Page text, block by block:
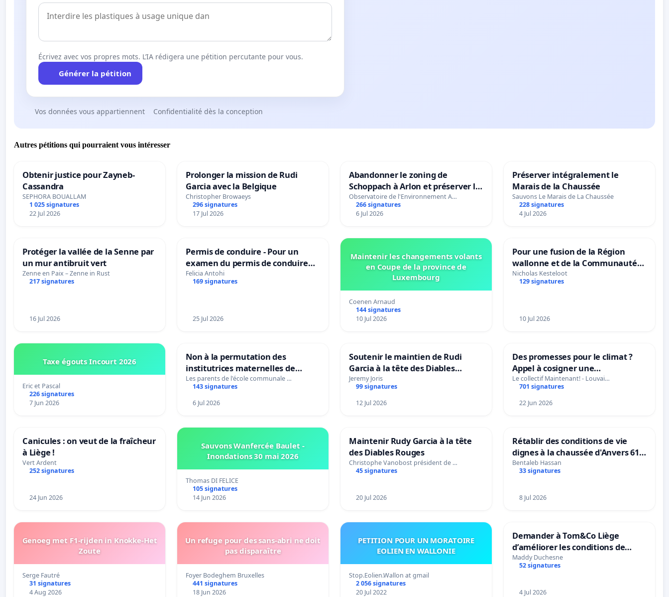
Écrivez avec vos propres mots. L’IA rédigera une pétition percutante pour vous.
Générer la pétition
Vos données vous appartiennent Confidentialité dès la conception
Autres pétitions qui pourraient vous intéresser
Obtenir justice pour Zayneb-
Cassandra
SEPHORA BOUALLAM
1 025 signatures
22 Jul 2026
Prolonger la mission de Rudi
Garcia avec la Belgique
Christopher Browaeys
296 signatures
17 Jul 2026
Abandonner le zoning de
Schoppach à Arlon et préserver le
site naturel
Observatoire de l'Environnement A…
266 signatures
6 Jul 2026
Préserver intégralement le
Marais de la Chaussée
Sauvons Le Marais de La Chaussée
228 signatures
4 Jul 2026
Protéger la vallée de la Senne par
un mur antibruit vert
Zenne en Paix – Zenne in Rust
217 signatures
16 Jul 2026
Permis de conduire - Pour un
examen du permis de conduire
accessible dans plusieurs langues
à Bruxelles
Felicia Antohi
169 signatures
25 Jul 2026
Maintenir les changements volants
en Coupe de la province de
Luxembourg
Coenen Arnaud
144 signatures
10 Jul 2026
Pour une fusion de la Région
wallonne et de la Communauté
française (Fédération Wallonie-
Bruxelles)
Nicholas Kesteloot
129 signatures
10 Jul 2026
Taxe égouts Incourt 2026
Eric et Pascal
226 signatures
7 Jun 2026
Non à la permutation des
institutrices maternelles de
Bléharies et Laplaigne !
Préservons la stabilité de nos
enfants.
Les parents de l'école communale …
143 signatures
6 Jul 2026
Soutenir le maintien de Rudi
Garcia à la tête des Diables
Rouges |Teken voor het behoud
van Rudi Garcia als bondscoach
Jeremy Joris
99 signatures
12 Jul 2026
Des promesses pour le climat ?
Appel à cosigner une
interpellation des ministres
wallons du climat et de
l’environnement.
Le collectif Maintenant! - Louvai…
701 signatures
22 Jun 2026
Canicules : on veut de la fraîcheur
à Liège !
Vert Ardent
252 signatures
24 Jun 2026
Sauvons Wanfercée Baulet -
Inondations 30 mai 2026
Thomas DI FELICE
105 signatures
14 Jun 2026
Maintenir Rudy Garcia à la tête
des Diables Rouges
Christophe Vanobost président de …
45 signatures
20 Jul 2026
Rétablir des conditions de vie
dignes à la chaussée d'Anvers 61
et 63
Bentaleb Hassan
33 signatures
8 Jul 2026
Genoeg met F1-rijden in Knokke-Het
Zoute
Serge Fautré
31 signatures
4 Aug 2026
Un refuge pour des sans-abri ne doit
pas disparaître
Foyer Bodeghem Bruxelles
441 signatures
18 Jun 2026
PETITION POUR UN MORATOIRE
EOLIEN EN WALLONIE
Stop.Eolien.Wallon at gmail
2 056 signatures
20 Jul 2022
Demander à Tom&Co Liège
d’améliorer les conditions de
présentation des animaux et de
mettre fin à la vente d’animaux
Maddy Duchesne
52 signatures
4 Jul 2026